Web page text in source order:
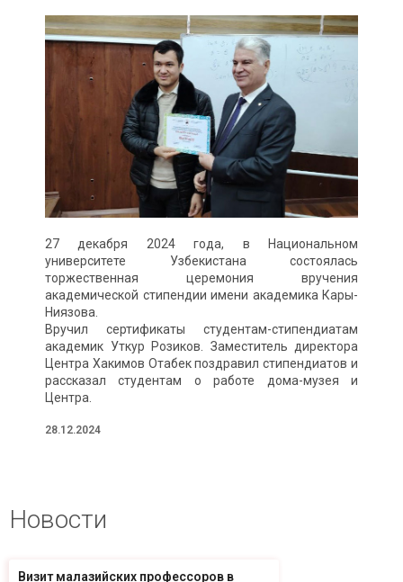
27 декабря 2024 года, в Национальном
университете Узбекистана состоялась
торжественная церемония вручения
академической стипендии имени академика Кары-
Ниязова.
Вручил сертификаты студентам-стипендиатам
академик Уткур Розиков. Заместитель директора
Центра Хакимов Отабек поздравил стипендиатов и
рассказал студентам о работе дома-музея и
Центра.
28.12.2024
Новости
Визит малазийских профессоров в